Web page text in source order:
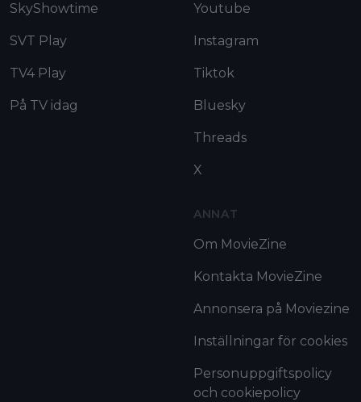
SkyShowtime
SVT Play
TV4 Play
På TV idag
Youtube
Instagram
Tiktok
Bluesky
Threads
X
ANNAT
Om MovieZine
Kontakta MovieZine
Annonsera på Moviezine
Inställningar för cookies
Personuppgiftspolicy
och cookiepolicy